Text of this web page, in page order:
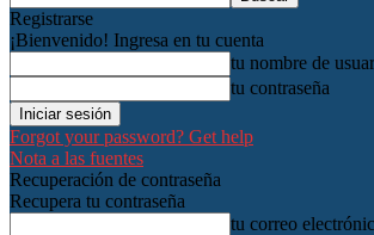
Registrarse
¡Bienvenido! Ingresa en tu cuenta
tu nombre de
tu contraseña
Forgot your password? Get help
Nota a las fuentes
Recuperación de contraseña
Recupera tu contraseña
tu correo